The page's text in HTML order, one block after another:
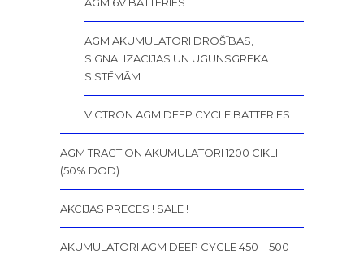
AGM AKUMULATORI DROŠĪBAS,
SIGNALIZĀCIJAS UN UGUNSGRĒKA
SISTĒMĀM
VICTRON AGM DEEP CYCLE BATTERIES
AGM TRACTION AKUMULATORI 1200 CIKLI
(50% DOD)
AKCIJAS PRECES ! SALE !
AKUMULATORI AGM DEEP CYCLE 450 – 500